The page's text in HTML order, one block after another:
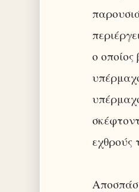
ο οποίος
εχθρούς